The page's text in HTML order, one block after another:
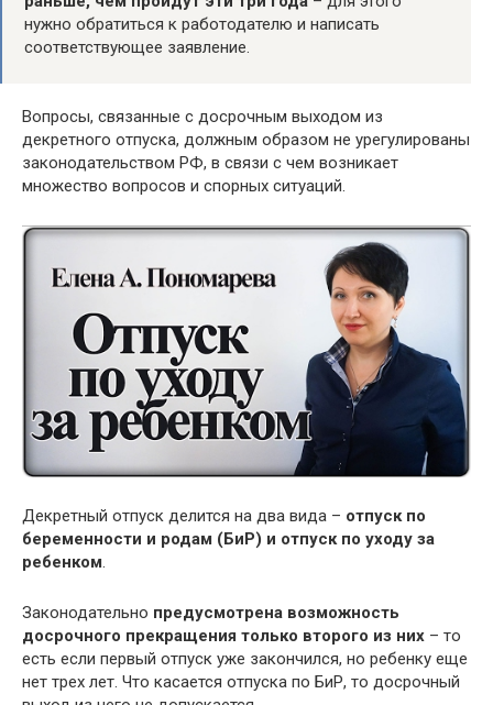
нужно обратиться к работодателю и написать
соответствующее заявление.
Вопросы, связанные с досрочным выходом из
декретного отпуска, должным образом не урегулированы
законодательством РФ, в связи с чем возникает
множество вопросов и спорных ситуаций.
Декретный отпуск делится на два вида – отпуск по
беременности и родам (БиР) и отпуск по уходу за
ребенком.
Законодательно предусмотрена возможность
досрочного прекращения только второго из них – то
есть если первый отпуск уже закончился, но ребенку еще
нет трех лет. Что касается отпуска по БиР, то досрочный